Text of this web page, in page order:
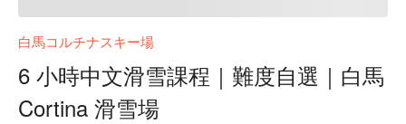
白馬コルチナスキー場
6 小時中文滑雪課程｜難度自選｜白馬
Cortina 滑雪場